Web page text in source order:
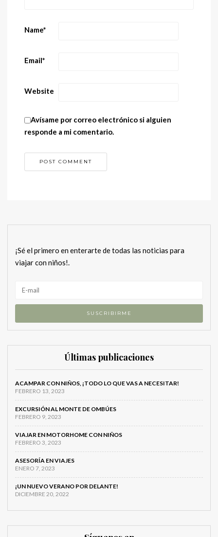
Name*
Email*
Website
Avísame por correo electrónico si alguien
responde a mi comentario.
¡Sé el primero en enterarte de todas las noticias para
viajar con niños!.
Últimas publicaciones
ACAMPAR CON NIÑOS, ¡TODO LO QUE VAS A NECESITAR!
FEBRERO 13, 2023
EXCURSIÓN AL MONTE DE OMBÚES
FEBRERO 9, 2023
VIAJAR EN MOTORHOME CON NIÑOS
FEBRERO 3, 2023
ASESORÍA EN VIAJES
ENERO 7, 2023
¡UN NUEVO VERANO POR DELANTE!
DICIEMBRE 20, 2022